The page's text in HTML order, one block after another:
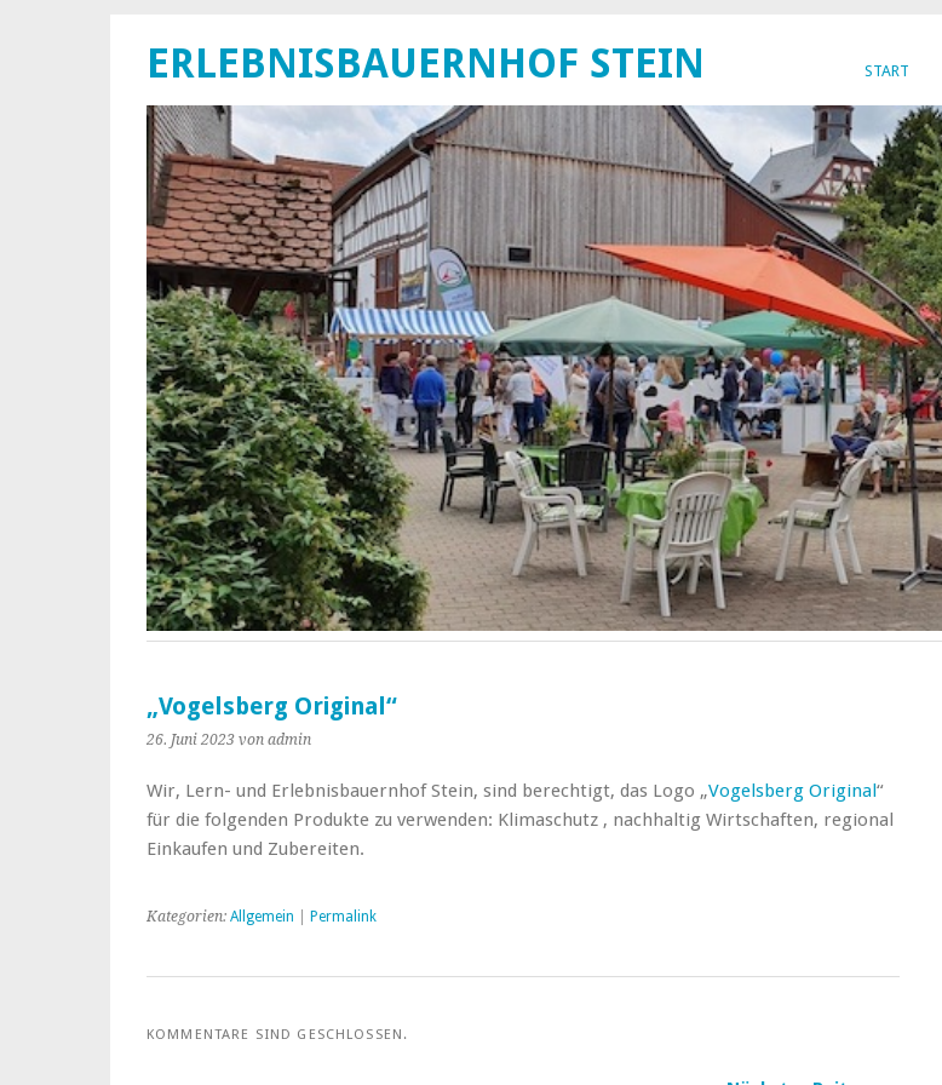
START
ERLEBNISBAUERNHOF STEIN
„Vogelsberg Original“
26. Juni 2023 von admin
Wir, Lern- und Erlebnisbauernhof Stein, sind berechtigt, das Logo „Vogelsberg Original“
für die folgenden Produkte zu verwenden: Klimaschutz , nachhaltig Wirtschaften, regional
Einkaufen und Zubereiten.
Kategorien: Allgemein Permalink
KOMMENTARE SIND GESCHLOSSEN.